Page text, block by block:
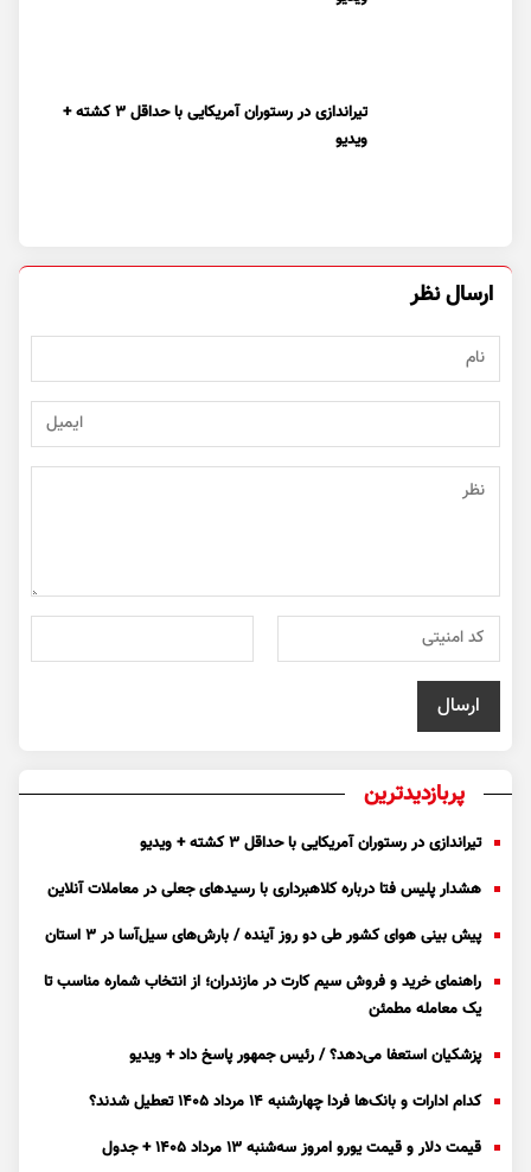
تیراندازی در رستوران آمریکایی با حداقل ۳ کشته +
ویدیو
ارسال نظر
پربازدیدترین
تیراندازی در رستوران آمریکایی با حداقل ۳ کشته + ویدیو
هشدار پلیس فتا درباره کلاهبرداری با رسید‌های جعلی در معاملات آنلاین
پیش بینی هوای کشور طی دو روز آینده / بارش‌های سیل‌آسا در ۳ استان
راهنمای خرید و فروش سیم کارت در مازندران؛ از انتخاب شماره مناسب تا
یک معامله مطمئن
پزشکیان استعفا می‌دهد؟ / رئیس جمهور پاسخ داد + ویدیو
کدام ادارات و بانک‌ها فردا چهارشنبه ۱۴ مرداد ۱۴۰۵ تعطیل شدند؟
قیمت دلار و قیمت یورو امروز سه‌شنبه ۱۳ مرداد ۱۴۰۵ + جدول